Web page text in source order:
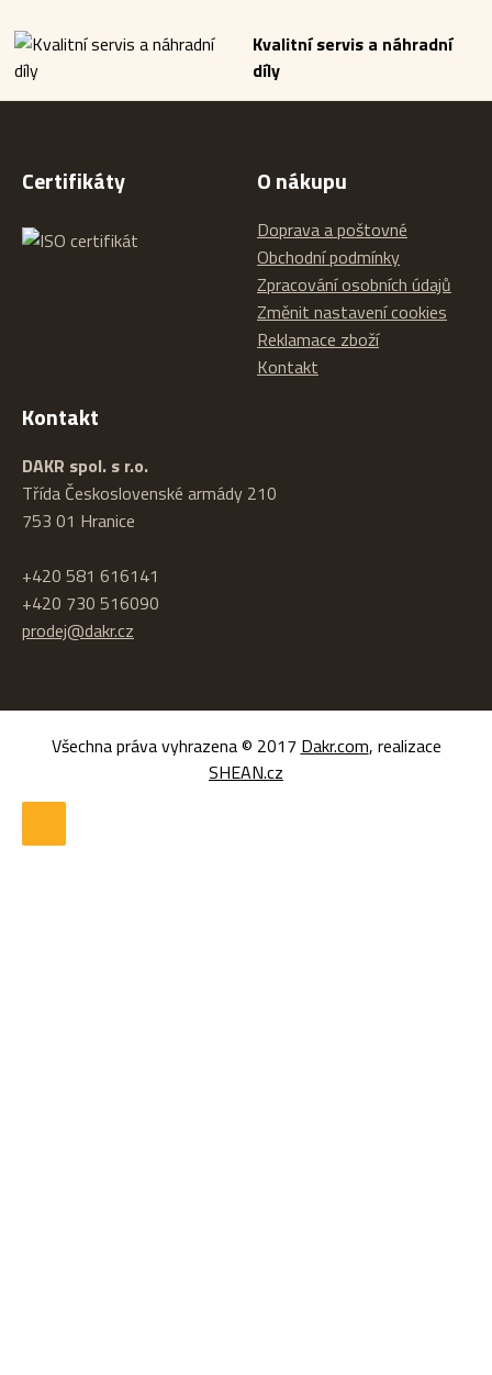
Kvalitní servis a náhradní
díly
Certifikáty O nákupu
Doprava a poštovné
Obchodní podmínky
Zpracování osobních údajů
Změnit nastavení cookies
Reklamace zboží
Kontakt
Kontakt
DAKR spol. s r.o.
Třída Československé armády 210
753 01 Hranice
+420 581 616141
+420 730 516090
prodej@dakr.cz
Všechna práva vyhrazena © 2017 Dakr.com, realizace
SHEAN.cz